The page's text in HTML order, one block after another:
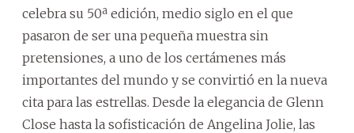
celebra su 50ª edición, medio siglo en el que
pasaron de ser una pequeña muestra sin
pretensiones, a uno de los certámenes más
importantes del mundo y se convirtió en la nueva
cita para las estrellas. Desde la elegancia de Glenn
Close hasta la sofisticación de Angelina Jolie, las